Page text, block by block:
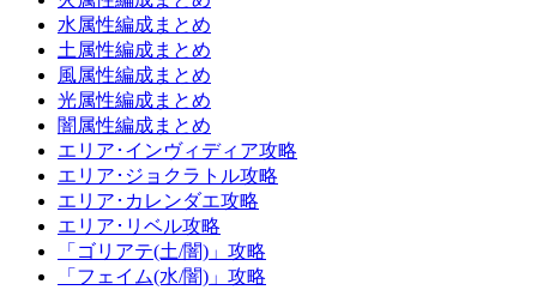
水属性編成まとめ
土属性編成まとめ
風属性編成まとめ
光属性編成まとめ
闇属性編成まとめ
エリア･インヴィディア攻略
エリア･ジョクラトル攻略
エリア･カレンダエ攻略
エリア･リベル攻略
「ゴリアテ(土/闇)」攻略
「フェイム(水/闇)」攻略